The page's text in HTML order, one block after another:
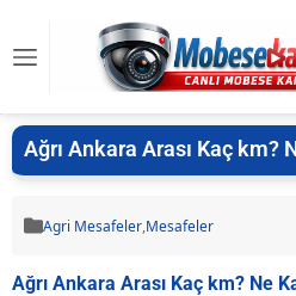
Ağrı Ankara Arası Kaç km?
Agri Mesafeler,Mesafeler
Ağrı Ankara Arası Kaç km? Ne